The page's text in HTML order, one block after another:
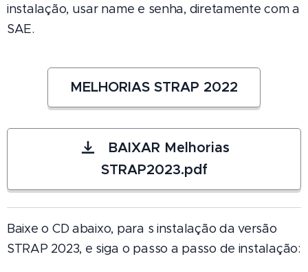
instalação, usar name e senha, diretamente com a
SAE.
MELHORIAS STRAP 2022
BAIXAR Melhorias
STRAP2023.pdf
Baixe o CD abaixo, para s instalação da versão
STRAP 2023, e siga o passo a passo de instalação: